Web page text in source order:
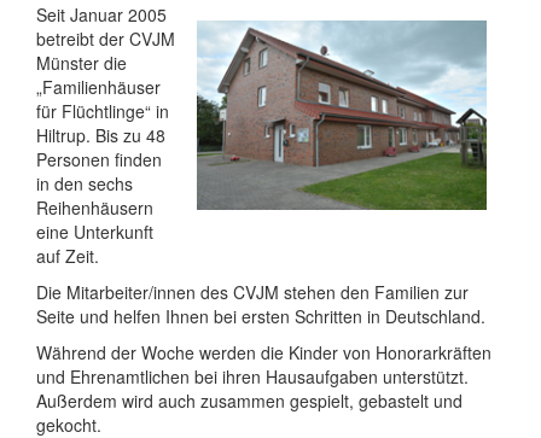
Seit Januar 2005
betreibt der CVJM
Münster die
„Familienhäuser
für Flüchtlinge“ in
Hiltrup. Bis zu 48
Personen finden
in den sechs
Reihenhäusern
eine Unterkunft
auf Zeit.
Die Mitarbeiter/innen des CVJM stehen den Familien zur
Seite und helfen Ihnen bei ersten Schritten in Deutschland.
Während der Woche werden die Kinder von Honorarkräften
und Ehrenamtlichen bei ihren Hausaufgaben unterstützt.
Außerdem wird auch zusammen gespielt, gebastelt und
gekocht.